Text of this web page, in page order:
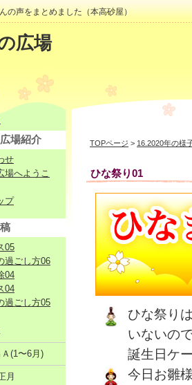
の声をまとめました（本高砂屋）
広場
TOPページ > 16.2020年の様
ひな祭り01
ひな祭り
いないの
誕生日ケ
今日お雛
場紹介
せ
場へようこ
プ
05
過ごし方06
04
04
過ごし方05
(1〜6月)
月